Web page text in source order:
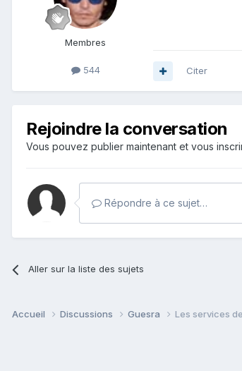
Membres
544 Citer
Rejoindre la conversation
Vous pouvez publier maintenant et vous
Répondre à ce sujet…
Aller sur la liste des sujets
Accueil Discussions Guesra Les services